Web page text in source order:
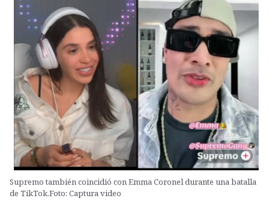
Supremo también coincidió con Emma Coronel durante una batalla
de TikTok.Foto: Captura video